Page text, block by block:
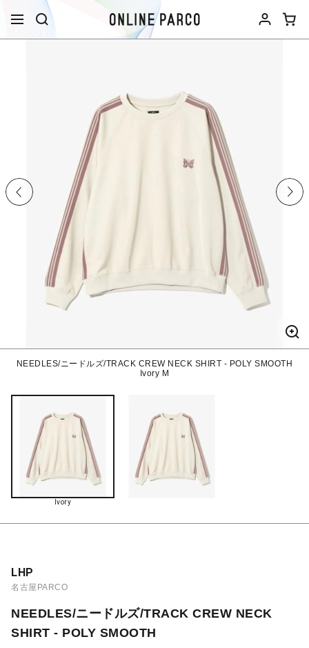
NEEDLES/ニードルズ/TRACK CREW NECK SHIRT - POLY SMOOTH
Ivory M
Ivory
LHP
名古屋PARCO
NEEDLES/ニードルズ/TRACK CREW NECK
SHIRT - POLY SMOOTH